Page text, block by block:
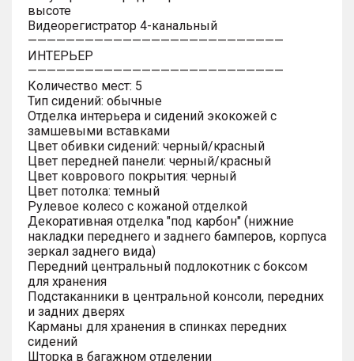
высоте
Видеорегистратор 4-канальный
———————————————————————————
ИНТЕРЬЕР
———————————————————————————
Количество мест: 5
Тип сидений: обычные
Отделка интерьера и сидений экокожей с
замшевыми вставками
Цвет обивки сидений: черный/красный
Цвет передней панели: черный/красный
Цвет коврового покрытия: черный
Цвет потолка: темный
Рулевое колесо с кожаной отделкой
Декоративная отделка "под карбон" (нижние
накладки переднего и заднего бамперов, корпуса
зеркал заднего вида)
Передний центральный подлокотник с боксом
для хранения
Подстаканники в центральной консоли, передних
и задних дверях
Карманы для хранения в спинках передних
сидений
Шторка в багажном отделении